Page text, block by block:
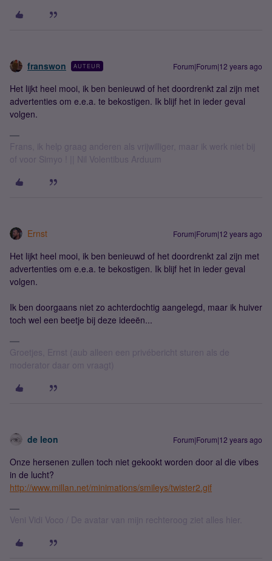
franswon AUTEUR Forum|Forum|12 years ago
Het lijkt heel mooi, ik ben benieuwd of het doordrenkt zal zijn met
advertenties om e.e.a. te bekostigen. Ik blijf het in ieder geval
volgen.
Frans, ik help graag anderen als vrijwilliger, maar ik werk niet bij
of voor Simyo ! || Nil Volentibus Arduum
Ernst Forum|Forum|12 years ago
Het lijkt heel mooi, ik ben benieuwd of het doordrenkt zal zijn met
advertenties om e.e.a. te bekostigen. Ik blijf het in ieder geval
volgen.
Ik ben doorgaans niet zo achterdochtig aangelegd, maar ik huiver
toch wel een beetje bij deze ideeën...
Groetjes, Ernst (aub alleen een privébericht sturen als de
moderator daar om vraagt)
de leon Forum|Forum|12 years ago
Onze hersenen zullen toch niet gekookt worden door al die vibes
in de lucht?
http://www.millan.net/minimations/smileys/twister2.gif
Veni Vidi Voco / De avatar van mijn rechteroog ziet alles hier.